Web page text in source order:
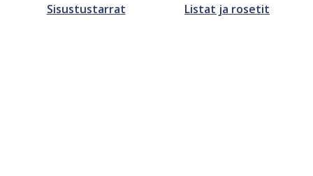
Sisustustarrat Listat ja rosetit